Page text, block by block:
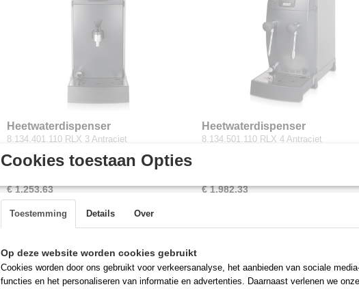
Heetwaterdispenser
heetwatertapkraan
8.134.401.110 RLX 3 Antraciet
HANDLEIDINGEN algemeen heetwater
module…
€ 1.253,63
Heetwaterdispenser
stoomapparaat
8.134.501.110 RLX 4 Antraciet
€ 1.982,33
Cookies toestaan Opties
Toestemming Details Over
Op deze website worden cookies gebruikt
Cookies worden door ons gebruikt voor verkeersanalyse, het aanbieden van sociale
functies en het personaliseren van informatie en advertenties. Daarnaast verlenen we